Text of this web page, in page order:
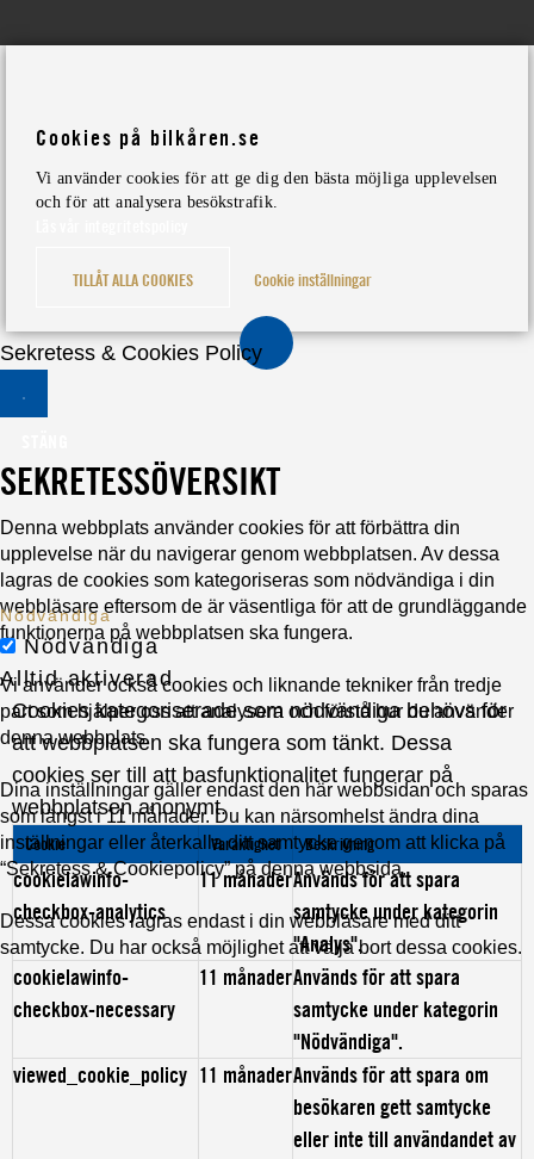
Cookies på bilkåren.se
Vi använder cookies för att ge dig den bästa möjliga upplevelsen
och för att analysera besökstrafik.
TILLÅT ALLA COOKIES Cookie inställningar
Sekretess & Cookies Policy
SEKRETESSÖVERSIKT
Denna webbplats använder cookies för att förbättra din
upplevelse när du navigerar genom webbplatsen. Av dessa
lagras de cookies som kategoriseras som nödvändiga i din
webbläsare eftersom de är väsentliga för att de grundläggande
funktionerna på webbplatsen ska fungera.
Vi använder också cookies och liknande tekniker från tredje
part som hjälper oss att analysera och förstå hur du använder
denna webbplats.
Dina inställningar gäller endast den här webbsidan och sparas
som längst i 11 månader. Du kan närsomhelst ändra dina
inställningar eller återkalla ditt samtycke genom att klicka på
“Sekretess & Cookiepolicy” på denna webbsida.
Dessa cookies lagras endast i din webbläsare med ditt
samtycke. Du har också möjlighet att välja bort dessa cookies.
Nödvändiga
Nödvändiga
Alltid aktiverad
Cookies kategoriserade som nödvändiga behövs för
att webbplatsen ska fungera som tänkt. Dessa
cookies ser till att basfunktionalitet fungerar på
webbplatsen anonymt.
Cookie Varaktighet Beskrivning
cookielawinfo-
checkbox-analytics
11 månaderAnvänds för att spara
samtycke under kategorin
"Analys".
cookielawinfo-
checkbox-necessary
11 månaderAnvänds för att spara
samtycke under kategorin
"Nödvändiga".
viewed_cookie_policy 11 månaderAnvänds för att spara om
besökaren gett samtycke
eller inte till användandet av